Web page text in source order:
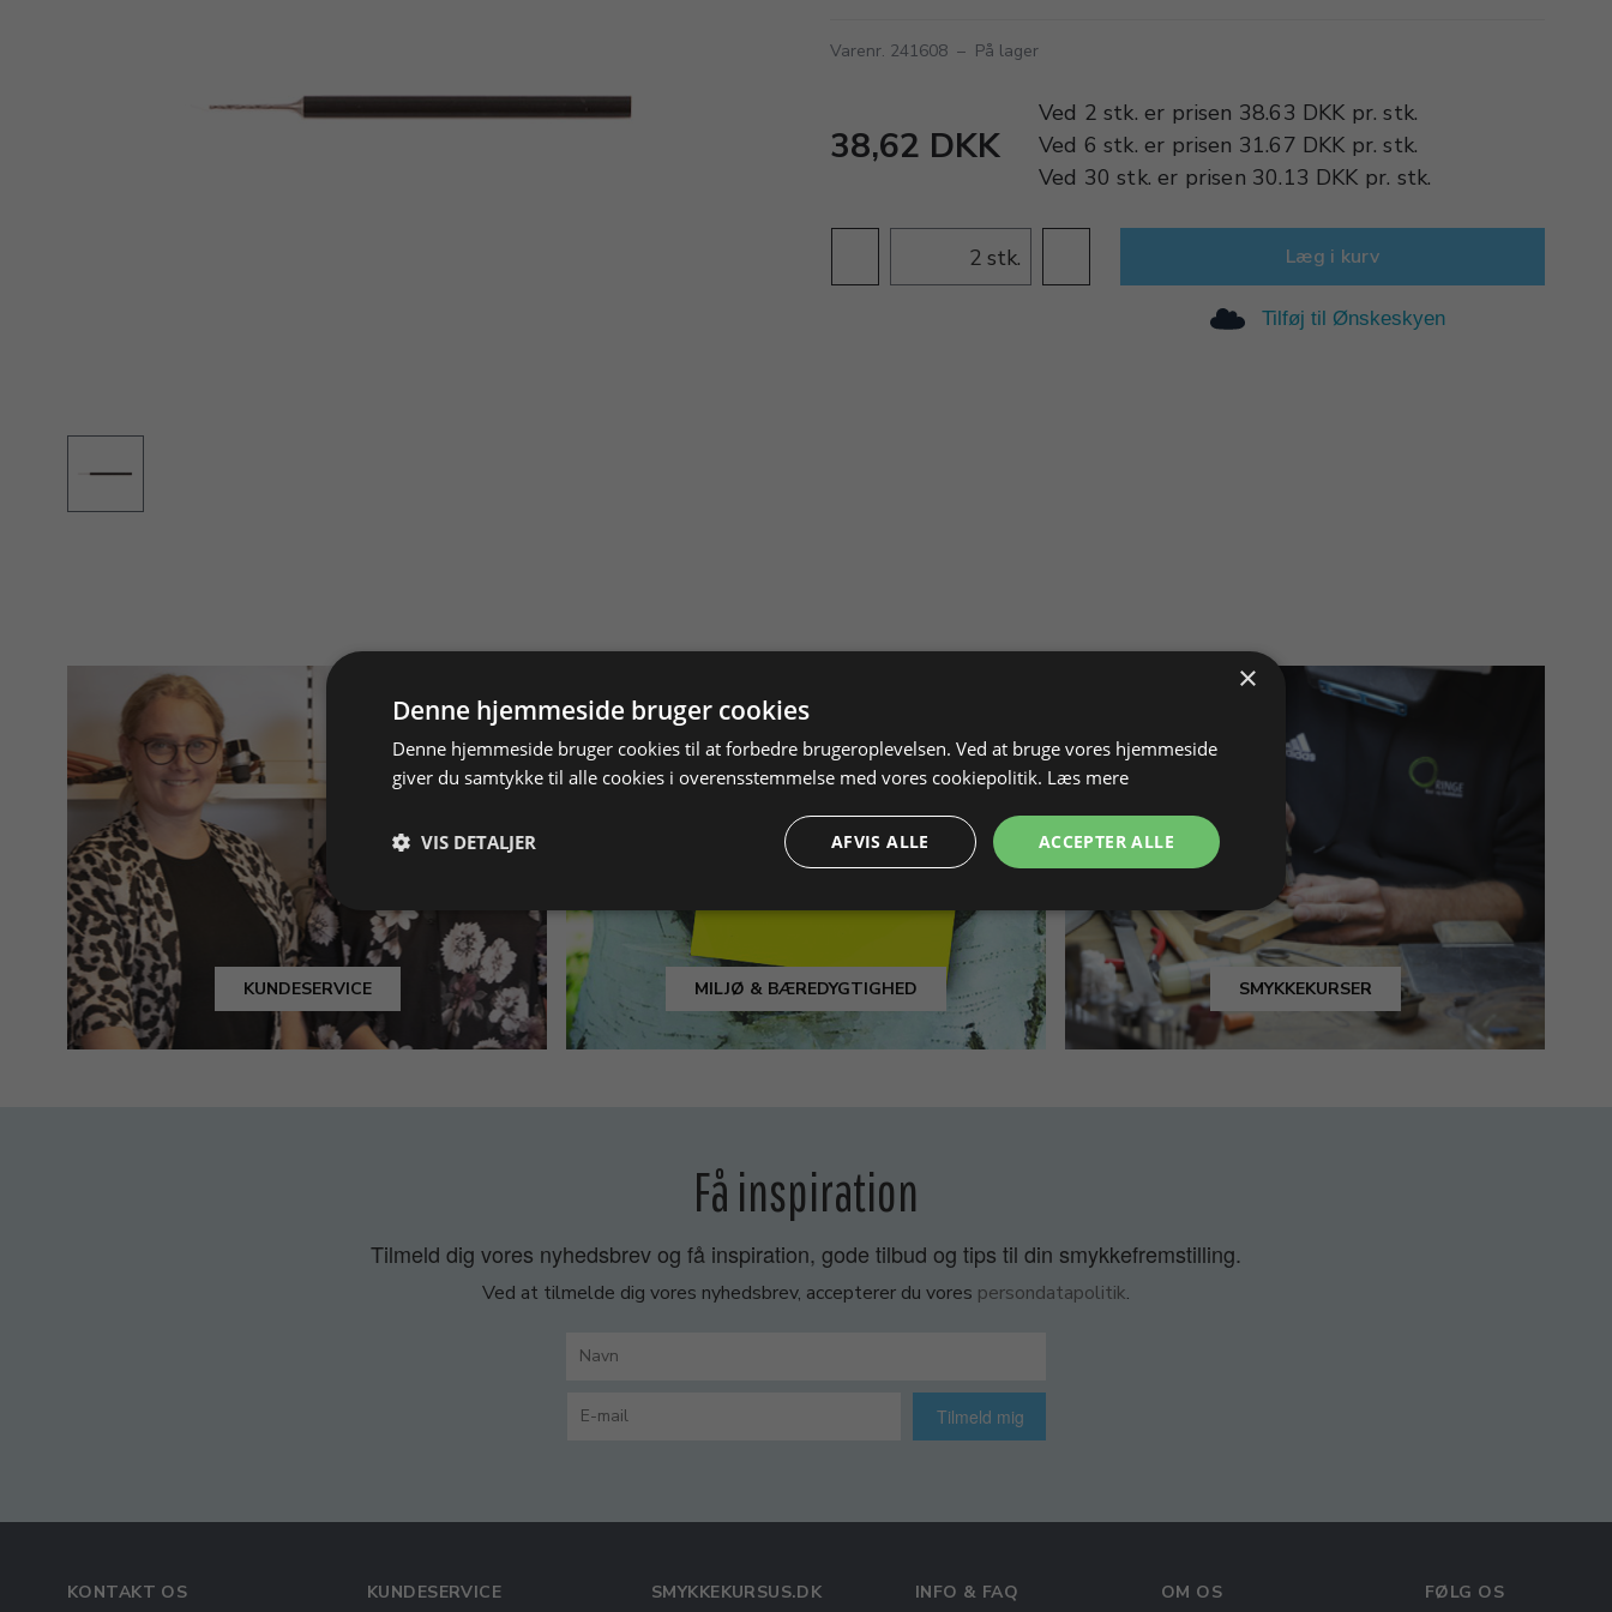
Varenr. 241608 – På lager
38,62 DKK
Ved 2 stk. er prisen 38.63 DKK pr.stk.
Ved 6 stk. er prisen 31.67 DKK pr.stk.
Ved 30 stk. er prisen 30.13 DKK pr. stk.
stk. Læg i kurv
Tilføj til Ønskeskyen
KUNDESERVICE MILJØ & BÆREDYGTIGHED SMYKKEKURSER
Få inspiration
Tilmeld dig vores nyhedsbrev og få inspiration, gode tilbud og tips til din smykkefremstilling.
Ved at tilmelde dig vores nyhedsbrev, accepterer du vores persondatapolitik.
Tilmeld mig
KONTAKT OS KUNDESERVICE SMYKKEKURSUS.DK INFO & FAQ OM OS FØLG OS
×
Denne hjemmeside bruger cookies
Denne hjemmeside bruger cookies til at forbedre brugeroplevelsen. Ved at bruge vores hjemmeside
giver du samtykke til alle cookies i overensstemmelse med vores cookiepolitik. Læs mere
ACCEPTER ALLE
AFVIS ALLE
VIS DETALJER